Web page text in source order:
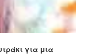
για μια